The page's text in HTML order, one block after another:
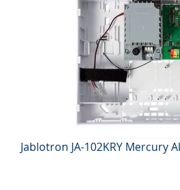
Jablotron JA-102KRY Mercury